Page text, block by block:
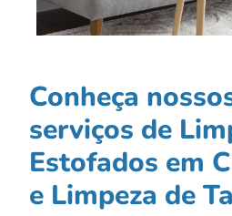
Conheça
serviços de
Estofados em
e Limpeza de